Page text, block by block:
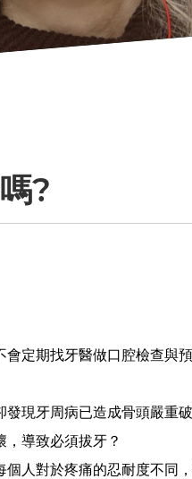
?
期找牙醫做口腔檢查與
牙周病已造成骨頭嚴重
導致必須拔牙？
對於疼痛的忍耐度不同，